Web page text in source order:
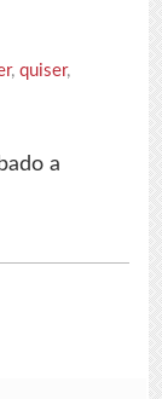
,quiser,
a